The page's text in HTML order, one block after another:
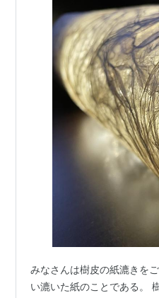
みなさんは樹皮の紙漉きを
い漉いた紙のことである。